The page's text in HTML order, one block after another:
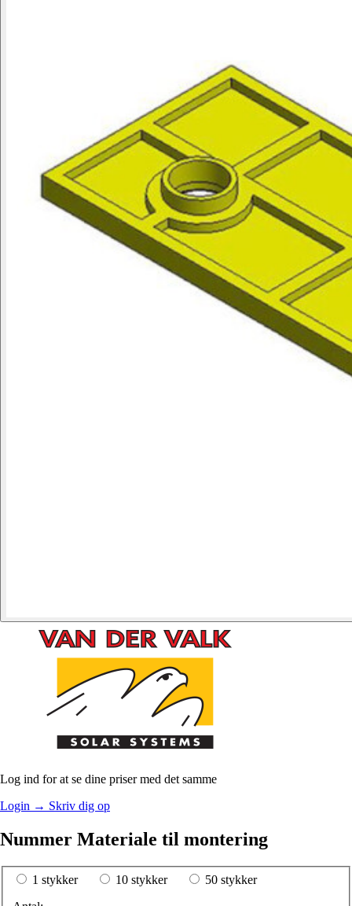
Log ind for at se dine priser med det samme
Login → Skriv dig op
Nummer Materiale til montering
1 stykker 10 stykker
50 stykker